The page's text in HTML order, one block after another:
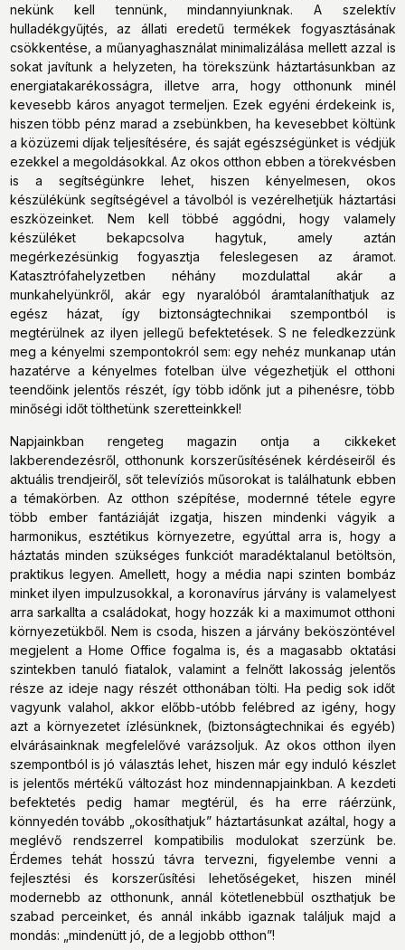
nekünk kell tennünk, mindannyiunknak. A szelektív
hulladékgyűjtés, az állati eredetű termékek fogyasztásának
csökkentése, a műanyaghasználat minimalizálása mellett azzal is
sokat javítunk a helyzeten, ha törekszünk háztartásunkban az
energiatakarékosságra, illetve arra, hogy otthonunk minél
kevesebb káros anyagot termeljen. Ezek egyéni érdekeink is,
hiszen több pénz marad a zsebünkben, ha kevesebbet költünk
a közüzemi díjak teljesítésére, és saját egészségünket is védjük
ezekkel a megoldásokkal. Az okos otthon ebben a törekvésben
is a segítségünkre lehet, hiszen kényelmesen, okos
készülékünk segítségével a távolból is vezérelhetjük háztartási
eszközeinket. Nem kell többé aggódni, hogy valamely
készüléket bekapcsolva hagytuk, amely aztán
megérkezésünkig fogyasztja feleslegesen az áramot.
Katasztrófahelyzetben néhány mozdulattal akár a
munkahelyünkről, akár egy nyaralóból áramtalaníthatjuk az
egész házat, így biztonságtechnikai szempontból is
megtérülnek az ilyen jellegű befektetések. S ne feledkezzünk
meg a kényelmi szempontokról sem: egy nehéz munkanap után
hazatérve a kényelmes fotelban ülve végezhetjük el otthoni
teendőink jelentős részét, így több időnk jut a pihenésre, több
minőségi időt tölthetünk szeretteinkkel!
Napjainkban rengeteg magazin ontja a cikkeket
lakberendezésről, otthonunk korszerűsítésének kérdéseiről és
aktuális trendjeiről, sőt televíziós műsorokat is találhatunk ebben
a témakörben. Az otthon szépítése, modernné tétele egyre
több ember fantáziáját izgatja, hiszen mindenki vágyik a
harmonikus, esztétikus környezetre, egyúttal arra is, hogy a
háztatás minden szükséges funkciót maradéktalanul betöltsön,
praktikus legyen. Amellett, hogy a média napi szinten bombáz
minket ilyen impulzusokkal, a koronavírus járvány is valamelyest
arra sarkallta a családokat, hogy hozzák ki a maximumot otthoni
környezetükből. Nem is csoda, hiszen a járvány beköszöntével
megjelent a Home Office fogalma is, és a magasabb oktatási
szintekben tanuló fiatalok, valamint a felnőtt lakosság jelentős
része az ideje nagy részét otthonában tölti. Ha pedig sok időt
vagyunk valahol, akkor előbb-utóbb felébred az igény, hogy
azt a környezetet ízlésünknek, (biztonságtechnikai és egyéb)
elvárásainknak megfelelővé varázsoljuk. Az okos otthon ilyen
szempontból is jó választás lehet, hiszen már egy induló készlet
is jelentős mértékű változást hoz mindennapjainkban. A kezdeti
befektetés pedig hamar megtérül, és ha erre ráérzünk,
könnyedén tovább „okosíthatjuk” háztartásunkat azáltal, hogy a
meglévő rendszerrel kompatibilis modulokat szerzünk be.
Érdemes tehát hosszú távra tervezni, figyelembe venni a
fejlesztési és korszerűsítési lehetőségeket, hiszen minél
modernebb az otthonunk, annál kötetlenebbül oszthatjuk be
szabad perceinket, és annál inkább igaznak találjuk majd a
mondás: „mindenütt jó, de a legjobb otthon”!